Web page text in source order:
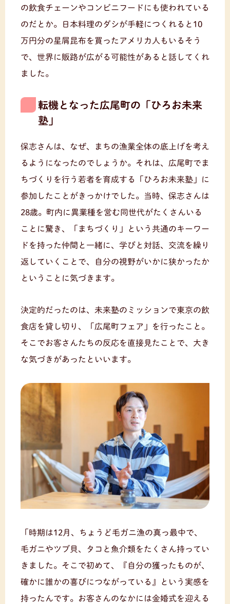
の飲食チェーンやコンビニフードにも使われている
のだとか。日本料理のダシが手軽につくれると10
万円分の星屑昆布を買ったアメリカ人もいるそう
で、世界に販路が広がる可能性があると話してくれ
ました。
転機となった広尾町の「ひろお未来
塾」
保志さんは、なぜ、まちの漁業全体の底上げを考え
るようになったのでしょうか。それは、広尾町でま
ちづくりを行う若者を育成する「ひろお未来塾」に
参加したことがきっかけでした。当時、保志さんは
28歳。町内に異業種を営む同世代がたくさんいる
ことに驚き、「まちづくり」という共通のキーワー
ドを持った仲間と一緒に、学びと対話、交流を繰り
返していくことで、自分の視野がいかに狭かったか
ということに気づきます。
決定的だったのは、未来塾のミッションで東京の飲
食店を貸し切り、「広尾町フェア」を行ったこと。
そこでお客さんたちの反応を直接見たことで、大き
な気づきがあったといいます。
「時期は12月、ちょうど毛ガニ漁の真っ最中で、
毛ガニやツブ貝、タコと魚介類をたくさん持ってい
きました。そこで初めて、『自分の獲ったものが、
確かに誰かの喜びにつながっている』という実感を
持ったんです。お客さんのなかには金婚式を迎える